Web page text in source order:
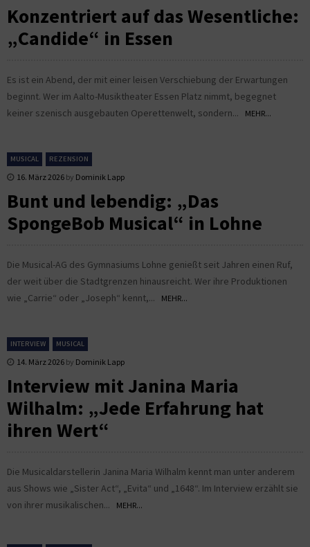
Konzentriert auf das Wesentliche:
„Candide“ in Essen
Es ist ein Abend, der mit einer leisen Verschiebung der Erwartungen
beginnt. Wer im Aalto-Musiktheater Essen Platz nimmt, begegnet
keiner szenisch ausgebauten Operettenwelt, sondern...
MEHR...
MUSICAL REZENSION
16. März 2026 by Dominik Lapp
Bunt und lebendig: „Das
SpongeBob Musical“ in Lohne
Die Musical-AG des Gymnasiums Lohne genießt seit Jahren einen Ruf,
der weit über die Stadtgrenzen hinausreicht. Wer ihre Produktionen
wie „Carrie“ oder „Joseph“ kennt,...
MEHR...
INTERVIEW MUSICAL
14. März 2026 by Dominik Lapp
Interview mit Janina Maria
Wilhalm: „Jede Erfahrung hat
ihren Wert“
Die Musicaldarstellerin Janina Maria Wilhalm kennt man unter anderem
aus Shows wie „Sister Act“, „Evita“ und „1648“. Im Interview erzählt sie
von ihrer musikalischen...
MEHR...